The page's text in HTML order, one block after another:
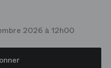
2026 à 12h00